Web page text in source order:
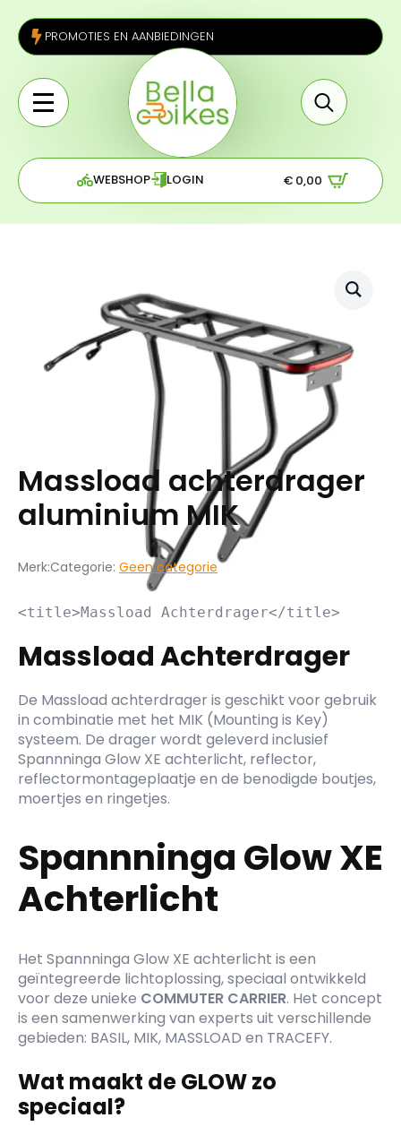
PROMOTIES EN AANBIEDINGEN
for:
WEBSHOP LOGIN € 0,00
Massload achterdrager
aluminium MIK
Merk:Categorie: Geen categorie
Massload Achterdrager
De Massload achterdrager is geschikt voor gebruik
in combinatie met het MIK (Mounting is Key)
systeem. De drager wordt geleverd inclusief
Spannninga Glow XE achterlicht, reflector,
reflectormontageplaatje en de benodigde boutjes,
moertjes en ringetjes.
Spannninga Glow XE
Achterlicht
Het Spannninga Glow XE achterlicht is een
geïntegreerde lichtoplossing, speciaal ontwikkeld
voor deze unieke COMMUTER CARRIER. Het concept
is een samenwerking van experts uit verschillende
gebieden: BASIL, MIK, MASSLOAD en TRACEFY.
Wat maakt de GLOW zo
speciaal?